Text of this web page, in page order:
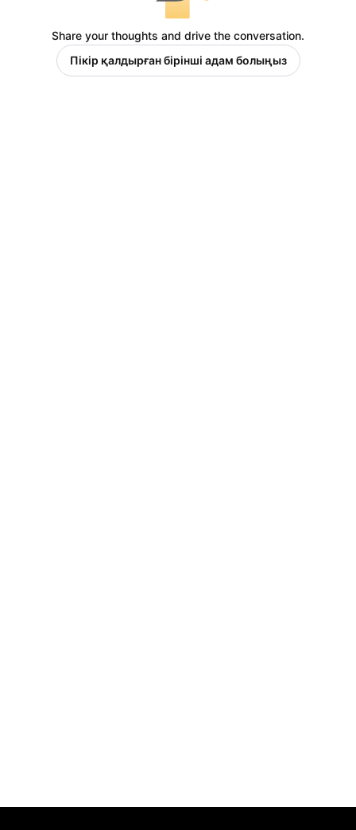
Share your thoughts and drive the conversation.
Пікір қалдырған бірінші адам болыңыз